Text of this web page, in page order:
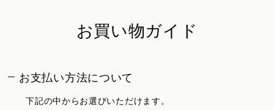
お買い物ガイド
お支払い方法について
下記の中からお選びいただけます。